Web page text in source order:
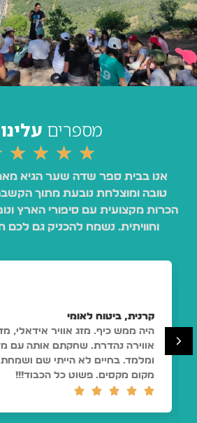
מספרים
★
★
★
★
אנו בבית ספר שדה שער הגיא
טובה ומוצלחת נובעת מתוך
הכרות מקצועית עם סיפורי הארץ
וחוויתית. נשמח להכניק גם לכם
קרנית, ביטוח לאומי
היה ממש כיף. מזג אוויר אידאלי,
אווירה נהדרת. שחקתם אותה עם
ומלמד. בחיים לא הייתי שם
מקום מקסים. פשוט כל הכבוד!!!




